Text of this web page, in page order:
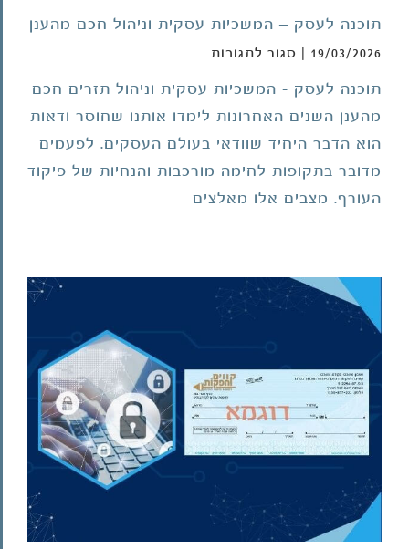
תוכנה לעסק – המשכיות עסקית וניהול חכם מהענן
19/03/2026 סגור לתגובותעל
לעסק
–
המשכיות
חכם
תוכנה לעסק - המשכיות עסקית וניהול תזרים חכם
מהענן השנים האחרונות לימדו אותנו שחוסר ודאות
הוא הדבר היחיד שוודאי בעולם העסקים. לפעמים
מדובר בתקופות לחימה מורכבות והנחיות של פיקוד
העורף. מצבים אלו מאלצים